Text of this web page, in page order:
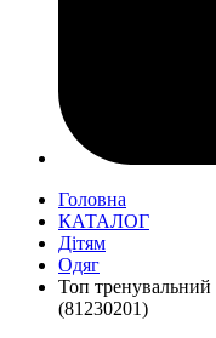
Головна
КАТАЛОГ
Дітям
Одяг
Топ
(81230201)